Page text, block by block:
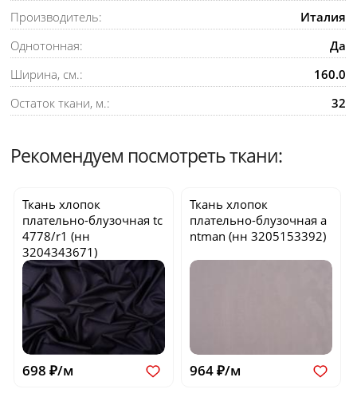
Производитель:
Италия
Однотонная:
Да
Ширина, см.:
160.0
Остаток ткани, м.:
32
Рекомендуем посмотреть ткани:
Ткань хлопок
плательно-блузочнаяtc
4778/r1 (нн
3204343671)
698 ₽/м
Ткань хлопок
плательно-блузочнаяa
ntman (нн 3205153392)
964 ₽/м